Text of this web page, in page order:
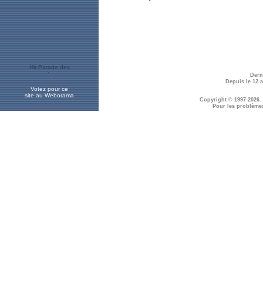
Votez pour ce
site au Weborama
Depuis le 12
Copyright © 1997-2026.
Pour les